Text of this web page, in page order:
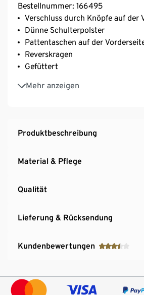
Bestellnummer: 166495
Verschluss durch Knöpfe auf der
Dünne Schulterpolster
Pattentaschen auf der
Reverskragen
Gefüttert
Mehr anzeigen
Ärmelabschluss mit Zierknöpfen
Teilungsnaht auf der Rückseite
Tragekomfort
Produktbeschreibung
Material & Pflege
Qualität
Lieferung & Rücksendung
Kundenbewertungen